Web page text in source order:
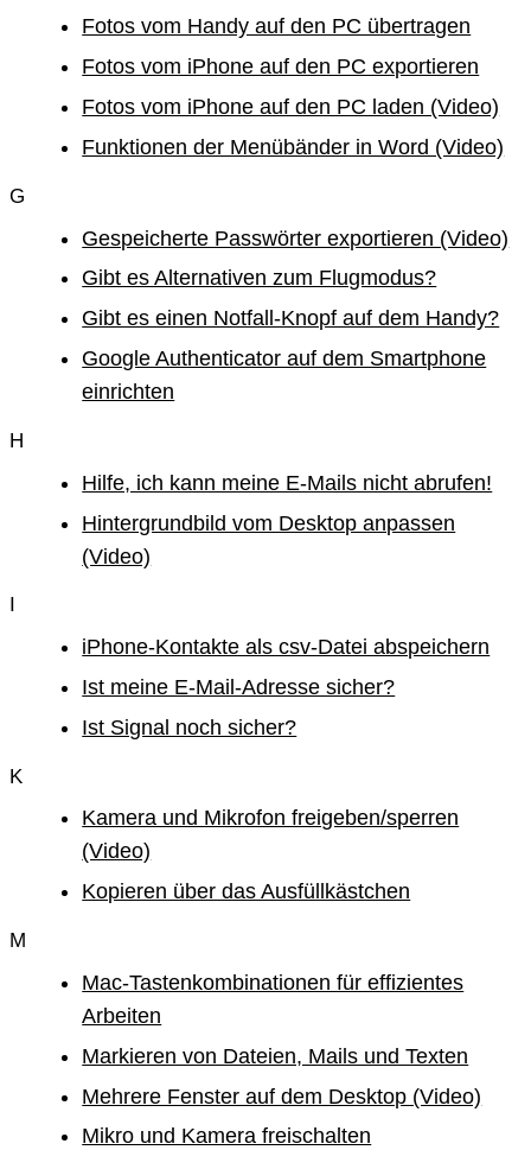
Fotos vom Handy auf den PC übertragen
Fotos vom iPhone auf den PC exportieren
Fotos vom iPhone auf den PC laden (Video)
Funktionen der Menübänder in Word (Video)
G
Gespeicherte Passwörter exportieren (Video)
Gibt es Alternativen zum Flugmodus?
Gibt es einen Notfall-Knopf auf dem Handy?
Google Authenticator auf dem Smartphone
einrichten
H
Hilfe, ich kann meine E-Mails nicht abrufen!
Hintergrundbild vom Desktop anpassen
(Video)
iPhone-Kontakte als csv-Datei abspeichern
Ist meine E-Mail-Adresse sicher?
Ist Signal noch sicher?
K
Kamera und Mikrofon freigeben/sperren
(Video)
Kopieren über das Ausfüllkästchen
M
Mac-Tastenkombinationen für effizientes
Arbeiten
Markieren von Dateien, Mails und Texten
Mehrere Fenster auf dem Desktop (Video)
Mikro und Kamera freischalten